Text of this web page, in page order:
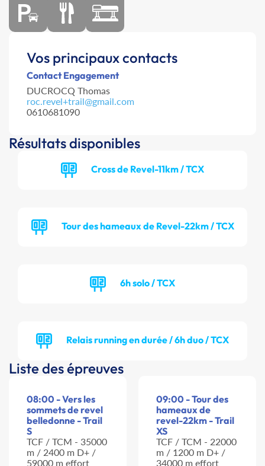
Vos principaux contacts
Contact Engagement
DUCROCQ Thomas
roc.revel+trail@gmail.com
0610681090
Résultats disponibles
Cross de Revel-11km / TCX
Tour des hameaux de Revel-22km / TCX
6h solo / TCX
Relais running en durée / 6h duo / TCX
Liste des épreuves
08:00 - Vers les
sommets de revel
belledonne - Trail
S
TCF / TCM - 35000
m / 2400 m D+ /
59000 m effort
09:00 - Tour des
hameaux de
revel-22km - Trail
XS
TCF / TCM - 22000
m / 1200 m D+ /
34000 m effort